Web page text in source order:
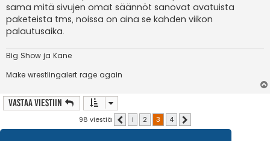
t
i
sama mitä sivujen omat säännöt sanovat avatuista
paketeista tms, noissa on aina se kahden viikon
palautusaika.
Big Show ja Kane
Make wrestlingalert rage again
Vastaa Viestiin
98 viestiä Edellinen
1 2 3 4